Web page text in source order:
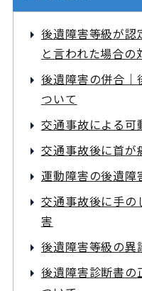
後遺障害等級が認
と言われた場合の
後遺障害の併合｜
ついて
交通事故による可
交通事故後に首が
運動障害の後遺障
交通事故後に手の
害
後遺障害等級の異
後遺障害診断書の